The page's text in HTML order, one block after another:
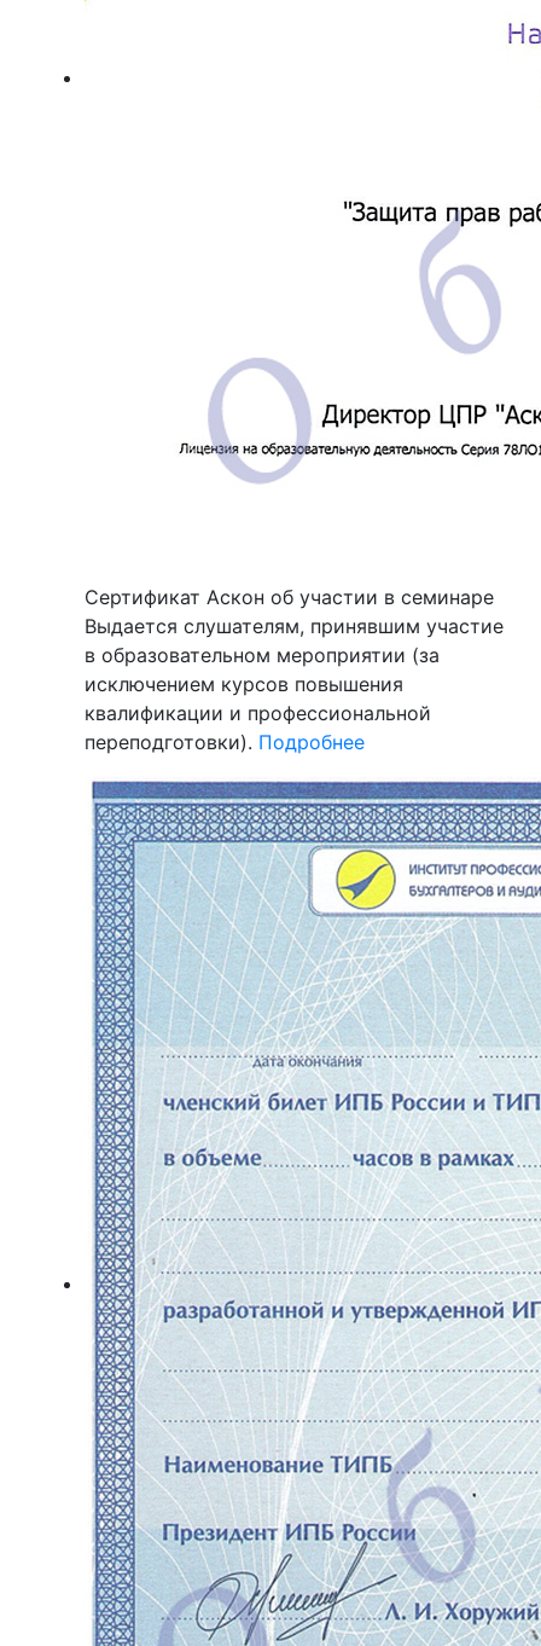
Сертификат Аскон об участии в семинаре
Выдается слушателям, принявшим участие
в образовательном мероприятии (за
исключением курсов повышения
квалификации и профессиональной
переподготовки). Подробнее